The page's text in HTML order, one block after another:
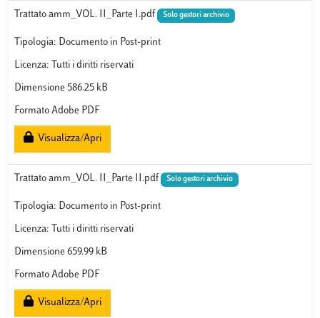
Trattato amm_VOL. II_Parte I.pdf Solo gestori archivio
Tipologia: Documento in Post-print
Licenza: Tutti i diritti riservati
Dimensione 586.25 kB
Formato Adobe PDF
Visualizza/Apri
Trattato amm_VOL. II_Parte II.pdf Solo gestori archivio
Tipologia: Documento in Post-print
Licenza: Tutti i diritti riservati
Dimensione 659.99 kB
Formato Adobe PDF
Visualizza/Apri